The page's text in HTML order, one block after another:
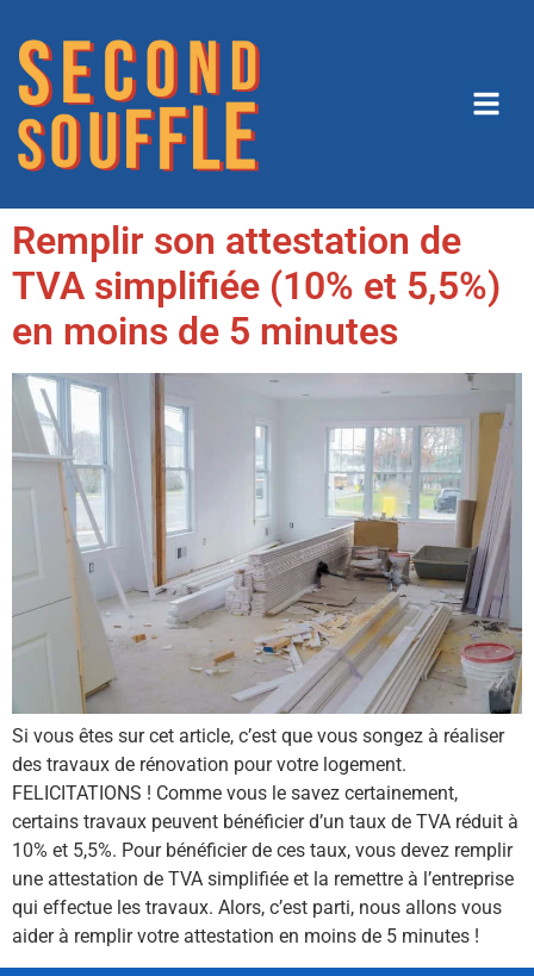
Remplir son attestation de
TVA simplifiée (10% et 5,5%)
en moins de 5 minutes
Si vous êtes sur cet article, c’est que vous songez à réaliser
des travaux de rénovation pour votre logement.
FELICITATIONS ! Comme vous le savez certainement,
certains travaux peuvent bénéficier d’un taux de TVA réduit à
10% et 5,5%. Pour bénéficier de ces taux, vous devez remplir
une attestation de TVA simplifiée et la remettre à l’entreprise
qui effectue les travaux. Alors, c’est parti, nous allons vous
aider à remplir votre attestation en moins de 5 minutes !